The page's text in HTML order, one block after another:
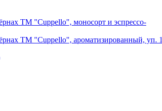
ТМ "Cuppello", моносорт и эспрессо-
ТМ "Cuppello", ароматизированный, уп. 1